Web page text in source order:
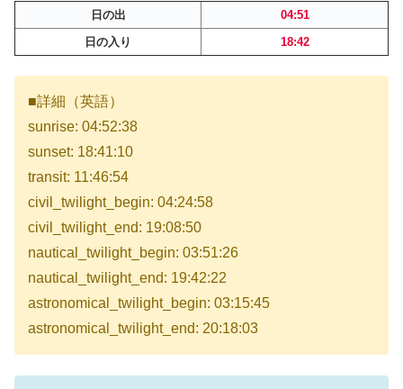
日の出
04:51
日の入り
18:42
■詳細（英語）
sunrise: 04:52:38
sunset: 18:41:10
transit: 11:46:54
civil_twilight_begin: 04:24:58
civil_twilight_end: 19:08:50
nautical_twilight_begin: 03:51:26
nautical_twilight_end: 19:42:22
astronomical_twilight_begin: 03:15:45
astronomical_twilight_end: 20:18:03